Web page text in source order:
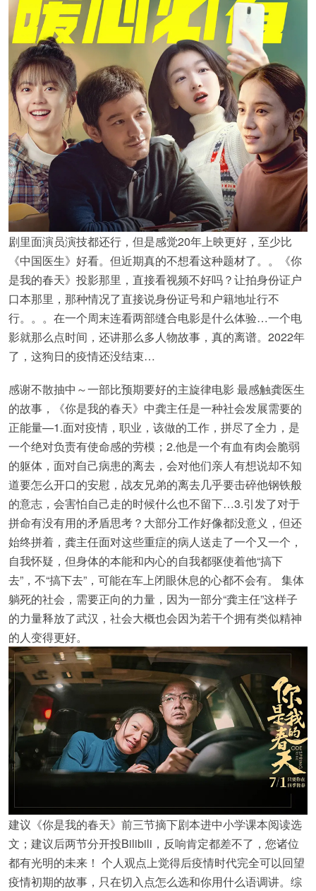
剧里面演员演技都还行，但是感觉20年上映更好，至少比
《中国医生》好看。但近期真的不想看这种题材了。。《你
是我的春天》投影那里，直接看视频不好吗？让拍身份证户
口本那里，那种情况了直接说身份证号和户籍地址行不
行。。。在一个周末连看两部缝合电影是什么体验…一个电
影就那么点时间，还讲那么多人物故事，真的离谱。2022年
了，这狗日的疫情还没结束…
感谢不散抽中～一部比预期要好的主旋律电影 最感触龚医生
的故事，《你是我的春天》中龚主任是一种社会发展需要的
正能量—1.面对疫情，职业，该做的工作，拼尽了全力，是
一个绝对负责有使命感的劳模；2.他是一个有血有肉会脆弱
的躯体，面对自己病患的离去，会对他们亲人有想说却不知
道要怎么开口的安慰，战友兄弟的离去几乎要击碎他钢铁般
的意志，会害怕自己走的时候什么也不留下…3.引发了对于
拼命有没有用的矛盾思考？大部分工作好像都没意义，但还
始终拼着，龚主任面对这些重症的病人送走了一个又一个，
自我怀疑，但身体的本能和内心的自我都驱使着他“搞下
去”，不“搞下去”，可能在车上闭眼休息的心都不会有。 集体
躺死的社会，需要正向的力量，因为一部分“龚主任”这样子
的力量释放了武汉，社会大概也会因为若干个拥有类似精神
的人变得更好。
建议《你是我的春天》前三节摘下剧本进中小学课本阅读选
文；建议后两节分开投Bilibili，反响肯定都差不了，您诸位
都有光明的未来！ 个人观点上觉得后疫情时代完全可以回望
疫情初期的故事，只在切入点怎么选和你用什么语调讲。综